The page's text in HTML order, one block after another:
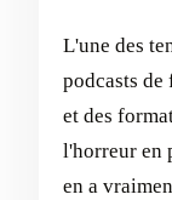
L'une des
podcasts
et des
l'horreur en
en a